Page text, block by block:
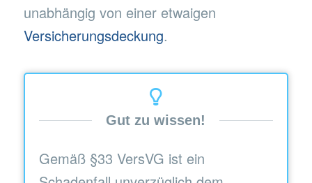
unabhängig von einer etwaigen
Versicherungsdeckung.
Gut zu wissen!
Gemäß §33 VersVG ist ein